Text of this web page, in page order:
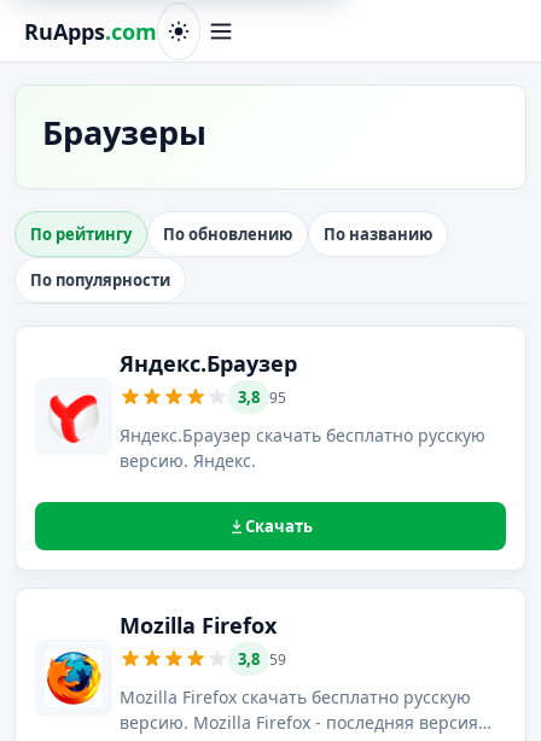
RuApps.com
Браузеры
По рейтингу По обновлению По названию
По популярности
Яндекс.Браузер
3,8 95
Яндекс.Браузер скачать бесплатно русскую
версию. Яндекс.
Скачать
Mozilla Firefox
3,8 59
Mozilla Firefox скачать бесплатно русскую
версию. Mozilla Firefox - последняя версия